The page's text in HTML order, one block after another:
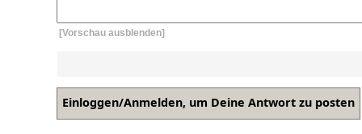
[Vorschau ausblenden]